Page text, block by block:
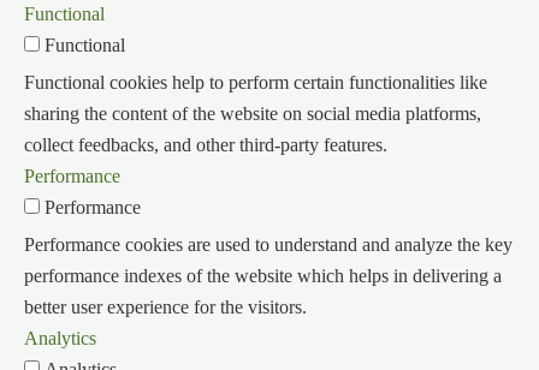
Functional
Functional
Functional cookies help to perform certain functionalities like
sharing the content of the website on social media platforms,
collect feedbacks, and other third-party features.
Performance
Performance
Performance cookies are used to understand and analyze the key
performance indexes of the website which helps in delivering a
better user experience for the visitors.
Analytics